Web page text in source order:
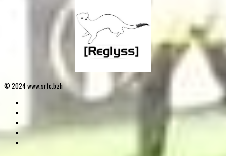
© 2024 www.srfc.bzh